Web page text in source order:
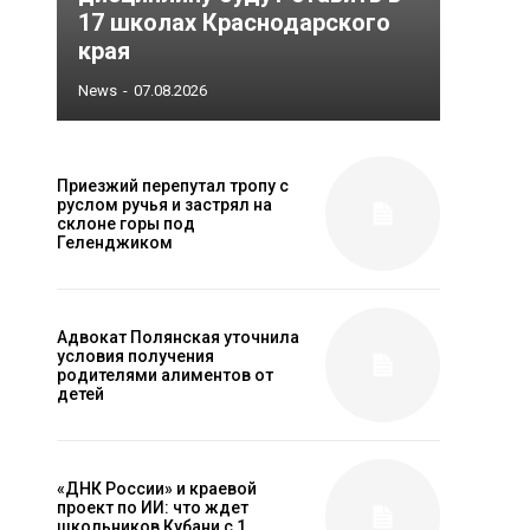
17 школах Краснодарского
края
News - 07.08.2026
Приезжий перепутал тропу с
руслом ручья и застрял на
склоне горы под
Геленджиком
Адвокат Полянская уточнила
условия получения
родителями алиментов от
детей
«ДНК России» и краевой
проект по ИИ: что ждет